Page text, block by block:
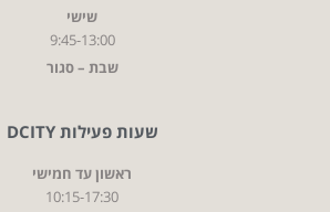
שישי
9:45-13:00
שבת – סגור
שעות פעילות DCITY
ראשון עד חמישי
10:15-17:30